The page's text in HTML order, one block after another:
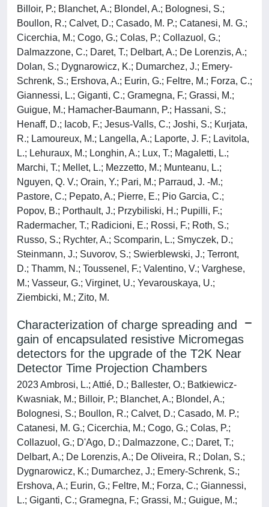
Billoir, P.; Blanchet, A.; Blondel, A.; Bolognesi, S.;
Boullon, R.; Calvet, D.; Casado, M. P.; Catanesi, M. G.;
Cicerchia, M.; Cogo, G.; Colas, P.; Collazuol, G.;
Dalmazzone, C.; Daret, T.; Delbart, A.; De Lorenzis, A.;
Dolan, S.; Dygnarowicz, K.; Dumarchez, J.; Emery-
Schrenk, S.; Ershova, A.; Eurin, G.; Feltre, M.; Forza, C.;
Giannessi, L.; Giganti, C.; Gramegna, F.; Grassi, M.;
Guigue, M.; Hamacher-Baumann, P.; Hassani, S.;
Henaff, D.; Iacob, F.; Jesus-Valls, C.; Joshi, S.; Kurjata,
R.; Lamoureux, M.; Langella, A.; Laporte, J. F.; Lavitola,
L.; Lehuraux, M.; Longhin, A.; Lux, T.; Magaletti, L.;
Marchi, T.; Mellet, L.; Mezzetto, M.; Munteanu, L.;
Nguyen, Q. V.; Orain, Y.; Pari, M.; Parraud, J. -M.;
Pastore, C.; Pepato, A.; Pierre, E.; Pio Garcia, C.;
Popov, B.; Porthault, J.; Przybiliski, H.; Pupilli, F.;
Radermacher, T.; Radicioni, E.; Rossi, F.; Roth, S.;
Russo, S.; Rychter, A.; Scomparin, L.; Smyczek, D.;
Steinmann, J.; Suvorov, S.; Swierblewski, J.; Terront,
D.; Thamm, N.; Toussenel, F.; Valentino, V.; Varghese,
M.; Vasseur, G.; Virginet, U.; Yevarouskaya, U.;
Ziembicki, M.; Zito, M.
Characterization of charge spreading and
gain of encapsulated resistive Micromegas
detectors for the upgrade of the T2K Near
Detector Time Projection Chambers
2023 Ambrosi, L.; Attié, D.; Ballester, O.; Batkiewicz-
Kwasniak, M.; Billoir, P.; Blanchet, A.; Blondel, A.;
Bolognesi, S.; Boullon, R.; Calvet, D.; Casado, M. P.;
Catanesi, M. G.; Cicerchia, M.; Cogo, G.; Colas, P.;
Collazuol, G.; D'Ago, D.; Dalmazzone, C.; Daret, T.;
Delbart, A.; De Lorenzis, A.; De Oliveira, R.; Dolan, S.;
Dygnarowicz, K.; Dumarchez, J.; Emery-Schrenk, S.;
Ershova, A.; Eurin, G.; Feltre, M.; Forza, C.; Giannessi,
L.; Giganti, C.; Gramegna, F.; Grassi, M.; Guigue, M.;